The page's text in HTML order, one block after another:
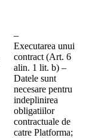
–
Executarea unui
contract (Art. 6
alin. 1 lit. b) –
Datele sunt
necesare pentru
indeplinirea
obligatiilor
contractuale de
catre Platforma;